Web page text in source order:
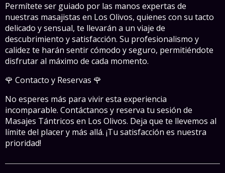
Permítete ser guiado por las manos expertas de
nuestras masajistas en Los Olivos, quienes con su tacto
delicado y sensual, te llevarán a un viaje de
descubrimiento y satisfacción. Su profesionalismo y
calidez te harán sentir cómodo y seguro, permitiéndote
disfrutar al máximo de cada momento.
🌹 Contacto y Reservas 🌹
No esperes más para vivir esta experiencia
incomparable. Contáctanos y reserva tu sesión de
Masajes Tántricos en Los Olivos. Deja que te llevemos al
límite del placer y más allá. ¡Tu satisfacción es nuestra
prioridad!